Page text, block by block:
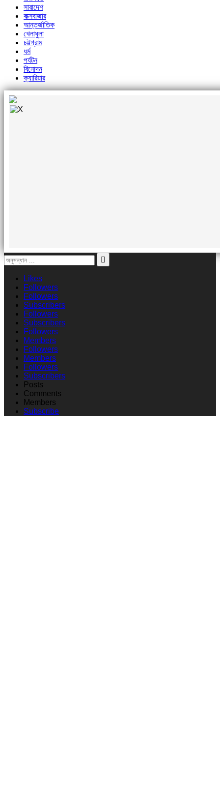
সারাদেশ
কক্সবাজার
আন্তর্জাতিক
খেলাধুলা
চট্টগ্রাম
ধর্ম
পর্যটন
বিনোদন
ক্যারিয়ার
Likes
Followers
Followers
Subscribers
Followers
Subscribers
Followers
Members
Followers
Members
Followers
Subscribers
Posts
Comments
Members
Subscribe